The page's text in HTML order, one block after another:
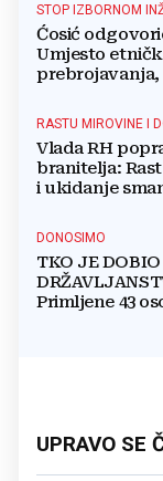
STOP IZBORNOM
Ćosić
Umjesto
RASTU MIROVINE I
Vlada RH
branitelja:
i ukidanje
DONOSIMO
TKO JE DOBIO
Primljene 43
UPRAVO SE